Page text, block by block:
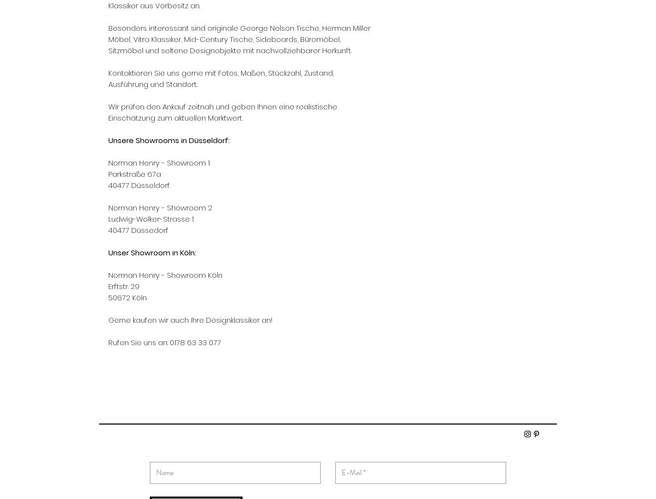
Klassiker aus Vorbesitz an.
Besonders interessant sind originale George Nelson Tische, Herman Miller
Möbel, Vitra Klassiker, Mid-Century Tische, Sideboards, Büromöbel,
Sitzmöbel und seltene Designobjekte mit nachvollziehbarer Herkunft.
Kontaktieren Sie uns gerne mit Fotos, Maßen, Stückzahl, Zustand,
Ausführung und Standort.
Wir prüfen den Ankauf zeitnah und geben Ihnen eine realistische
Einschätzung zum aktuellen Marktwert.
Unsere Showrooms in Düsseldorf:
Norman Henry - Showroom 1
Parkstraße 67a
40477 Düsseldorf
Norman Henry - Showroom 2
Ludwig-Wolker-Strasse 1
40477 Düssedorf
Unser Showroom in Köln:
Norman Henry - Showroom Köln
Erftstr. 29
50672 Köln
Gerne kaufen wir auch Ihre Designklassiker an!
Rufen Sie uns an: 0178 63 33 077